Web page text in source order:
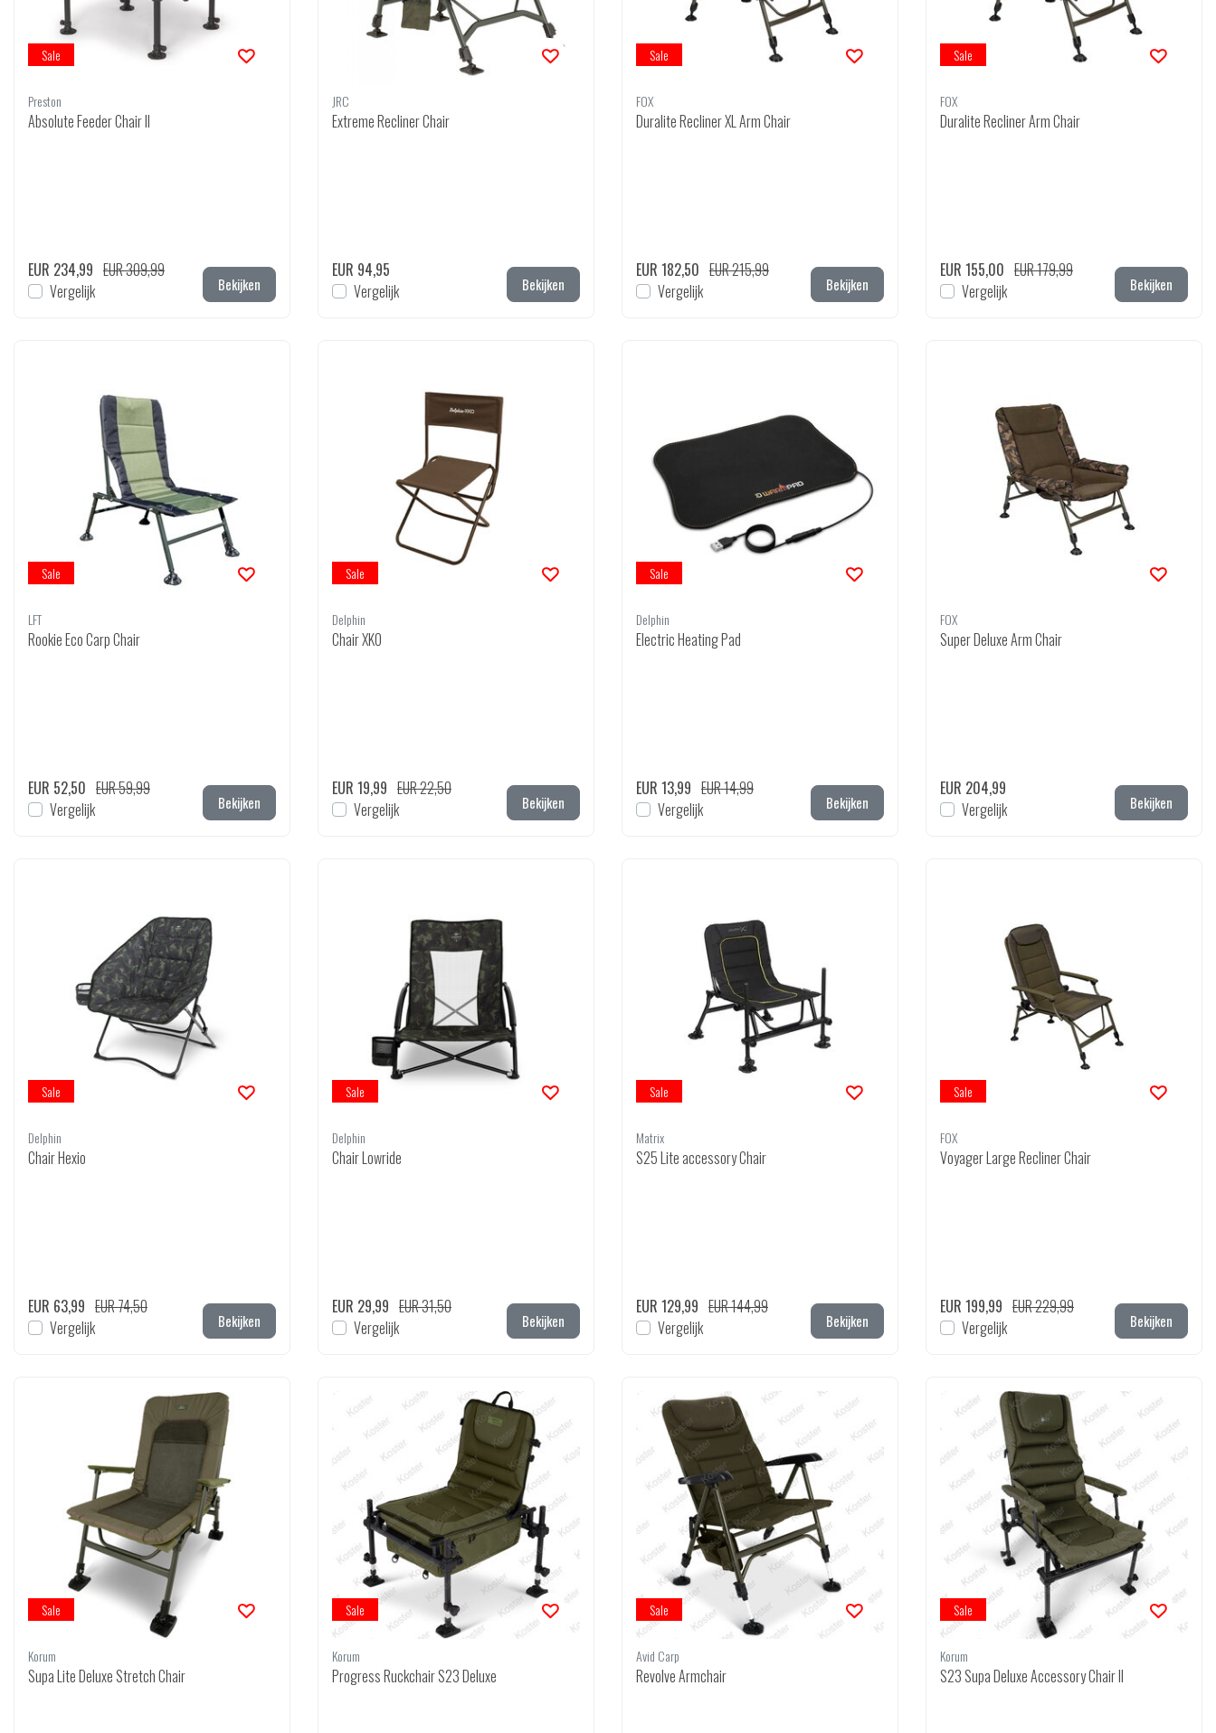
Sale
Preston
Absolute Feeder Chair II
EUR 234,99 EUR 309,99
Vergelijk
Bekijken
JRC
Extreme Recliner Chair
EUR 94,95
Vergelijk
Bekijken
Sale
FOX
Duralite Recliner XL Arm Chair
EUR 182,50 EUR 215,99
Vergelijk
Bekijken
Sale
FOX
Duralite Recliner Arm Chair
EUR 155,00 EUR 179,99
Vergelijk
Bekijken
Sale
LFT
Rookie Eco Carp Chair
EUR 52,50 EUR 59,99
Vergelijk
Bekijken
Sale
Delphin
Chair XKO
EUR 19,99 EUR 22,50
Vergelijk
Bekijken
Sale
Delphin
Electric Heating Pad
EUR 13,99 EUR 14,99
Vergelijk
Bekijken
FOX
Super Deluxe Arm Chair
EUR 204,99
Vergelijk
Bekijken
Sale
Delphin
Chair Hexio
EUR 63,99 EUR 74,50
Vergelijk
Bekijken
Sale
Delphin
Chair Lowride
EUR 29,99 EUR 31,50
Vergelijk
Bekijken
Sale
Matrix
S25 Lite accessory Chair
EUR 129,99 EUR 144,99
Vergelijk
Bekijken
Sale
FOX
Voyager Large Recliner Chair
EUR 199,99 EUR 229,99
Vergelijk
Bekijken
Sale
Korum
Supa Lite Deluxe Stretch Chair
Sale
Korum
Progress Ruckchair S23 Deluxe
Sale
Avid Carp
Revolve Armchair
Sale
Korum
S23 Supa Deluxe Accessory Chair II